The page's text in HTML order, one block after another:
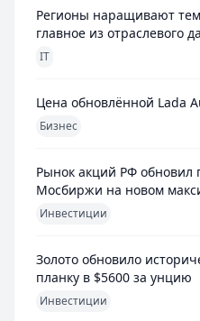
Регионы наращивают
главное из отраслевого
IT
Цена обновлённой Lada
Бизнес
Рынок акций РФ обновил
Мосбиржи на новом
Инвестиции
Золото обновило
планку в $5600 за унцию
Инвестиции